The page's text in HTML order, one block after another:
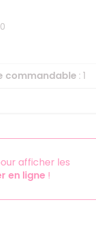
commandable : 1
afficher les
en ligne !